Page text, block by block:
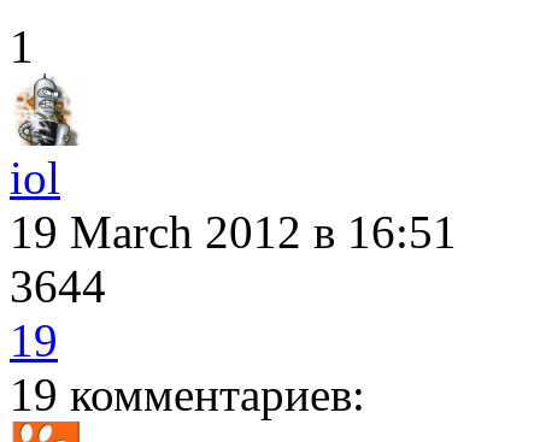
1
iol
19 March 2012 в 16:51
3644
19
19 комментариев: